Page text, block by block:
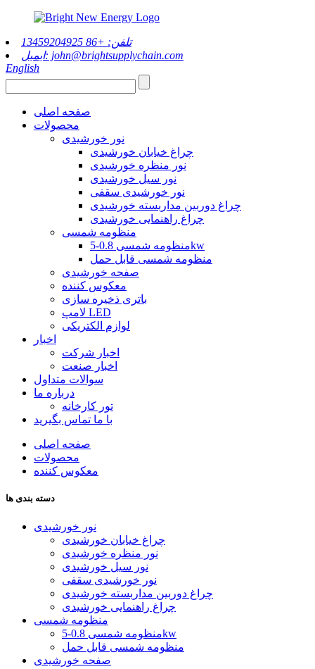
تلفن: +86 13459204925
ایمیل: john@brightsupplychain.com
English
صفحه اصلی
محصولات
نور خورشیدی
چراغ خیابان خورشیدی
نور منظره خورشیدی
نور سیل خورشیدی
نور خورشیدی سقفی
چراغ دوربین مداربسته خورشیدی
چراغ راهنمایی خورشیدی
منظومه شمسی
منظومه شمسی 0.8-5kw
منظومه شمسی قابل حمل
صفحه خورشیدی
معکوس کننده
باتری ذخیره سازی
لامپ LED
لوازم الکتریکی
اخبار
اخبار شرکت
اخبار صنعت
سوالات متداول
درباره ما
تور کارخانه
با ما تماس بگیرید
صفحه اصلی
محصولات
معکوس کننده
دسته بندی ها
نور خورشیدی
چراغ خیابان خورشیدی
نور منظره خورشیدی
نور سیل خورشیدی
نور خورشیدی سقفی
چراغ دوربین مداربسته خورشیدی
چراغ راهنمایی خورشیدی
منظومه شمسی
منظومه شمسی 0.8-5kw
منظومه شمسی قابل حمل
صفحه خورشیدی